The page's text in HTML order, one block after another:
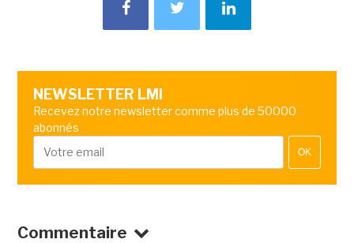
NEWSLETTER LMI
Recevez notre newsletter comme plus de 50000
abonnés
OK
Commentaire